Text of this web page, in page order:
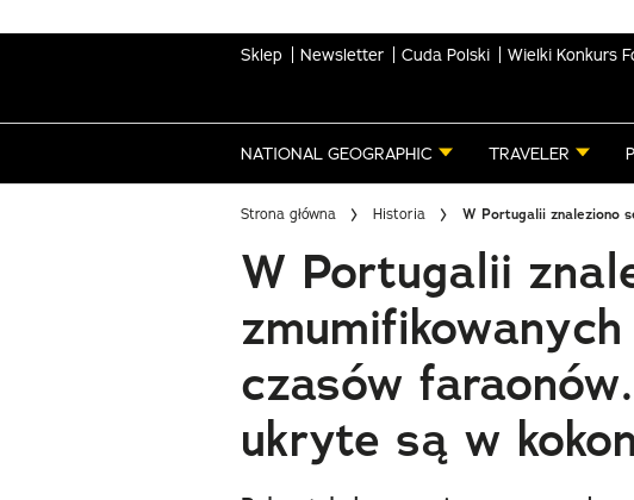
Sklep Newsletter Cuda Polski Wielki Konkurs
NATIONAL GEOGRAPHIC TRAVELER
Strona główna Historia W Portugalii znaleziono
W Portugalii
czasów
ukryte są w